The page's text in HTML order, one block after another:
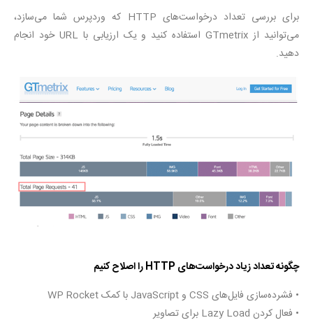
برای بررسی تعداد درخواست‌های HTTP که وردپرس شما می‌سازد،
می‌توانید از GTmetrix استفاده کنید و یک ارزیابی با URL خود انجام
دهید.
چگونه تعداد زیاد درخواست‌های HTTP را اصلاح کنیم
• فشرده‌سازی فایل‌های CSS و JavaScript با کمک WP Rocket
• فعال کردن Lazy Load برای تصاویر